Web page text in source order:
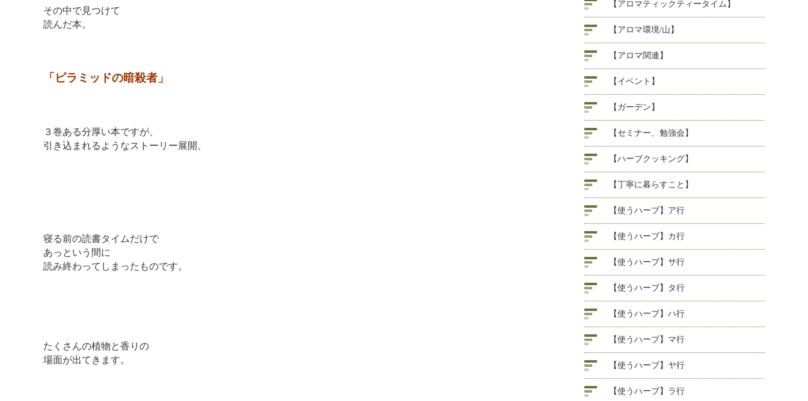
その中で見つけて
読んだ本。
「ピラミッドの暗殺者」
３巻ある分厚い本ですが、
引き込まれるようなストーリー展開、
寝る前の読書タイムだけで
あっという間に
読み終わってしまったものです。
たくさんの植物と香りの
場面が出てきます。
【アロマティックティータイム】
【アロマ環境/山】
【アロマ関連】
【イベント】
【ガーデン】
【セミナー、勉強会】
【ハーブクッキング】
【丁寧に暮らすこと】
【使うハーブ】ア行
【使うハーブ】カ行
【使うハーブ】サ行
【使うハーブ】タ行
【使うハーブ】ハ行
【使うハーブ】マ行
【使うハーブ】ヤ行
【使うハーブ】ラ行